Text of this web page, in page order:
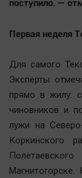
поступило. —
Первая неделя
Для самого
Эксперты
прямо в жилу: с
чиновников и
лужи на
Коркинского
Магнитогорске.